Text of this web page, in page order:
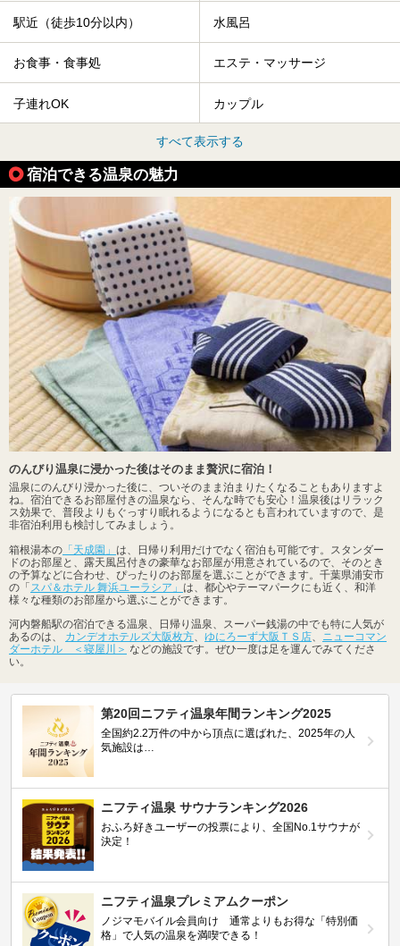
駅近（徒歩10分以内） 水風呂
お食事・食事処 エステ・マッサージ
子連れOK カップル
すべて表示する
宿泊できる温泉の魅力
のんびり温泉に浸かった後はそのまま贅沢に宿泊！
温泉にのんびり浸かった後に、ついそのまま泊まりたくなることもありますよ
ね。宿泊できるお部屋付きの温泉なら、そんな時でも安心！温泉後はリラック
ス効果で、普段よりもぐっすり眠れるようになるとも言われていますので、是
非宿泊利用も検討してみましょう。
箱根湯本の 「天成園」 は、日帰り利用だけでなく宿泊も可能です。スタンダー
ドのお部屋と、露天風呂付きの豪華なお部屋が用意されているので、そのとき
の予算などに合わせ、ぴったりのお部屋を選ぶことができます。千葉県浦安市
の「 スパ＆ホテル 舞浜ユーラシア」 は、都心やテーマパークにも近く、和洋
様々な種類のお部屋から選ぶことができます。
河内磐船駅の宿泊できる温泉、日帰り温泉、スーパー銭湯の中でも特に人気が
あるのは、 カンデオホテルズ大阪枚方 ゆにろーず大阪ＴＳ店
ニューコマン
ダーホテル ＜寝屋川＞ などの施設です。ぜひ一度は足を運んでみてくださ
い。
第20回ニフティ温泉年間ランキング2025
全国約2.2万件の中から頂点に選ばれた、2025年の人
気施設は…
ニフティ温泉 サウナランキング2026
おふろ好きユーザーの投票により、全国No.1サウナが
決定！
ニフティ温泉プレミアムクーポン
ノジマモバイル会員向け 通常よりもお得な「特別価
格」で人気の温泉を満喫できる！